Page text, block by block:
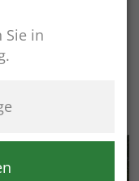
Aus
ist
Steg. Die
für die notwendigen
in